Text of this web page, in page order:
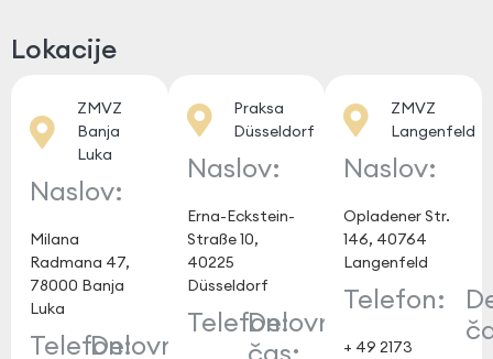
Lokacije
ZMVZ
Banja
Luka
Naslov:
Milana
Radmana 47,
78000 Banja
Luka
Telefon:Delovni
Praksa
Düsseldorf
Naslov:
Erna-Eckstein-
Straße 10,
40225
Düsseldorf
Telefon:Delovni
čas:
ZMVZ
Langenfeld
Naslov:
Opladener Str.
146, 40764
Langenfeld
Telefon:
+ 49 2173